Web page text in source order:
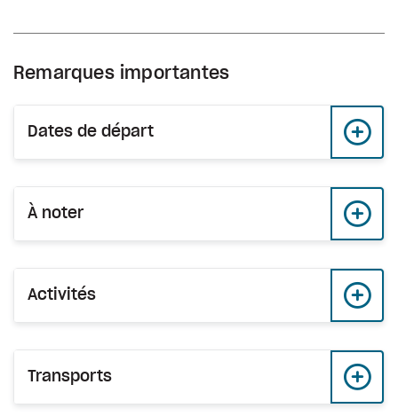
Remarques importantes
Dates de départ
À noter
Activités
Transports